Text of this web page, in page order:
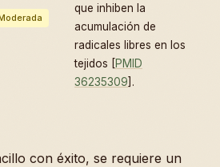
que inhiben la
acumulación de
radicales libres en los
tejidos [PMID
36235309].
con éxito, se requiere un